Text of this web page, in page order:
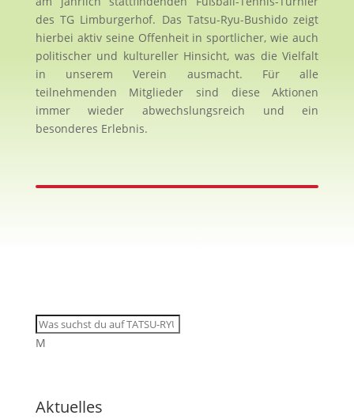
des TG Limburgerhof. Das Tatsu-Ryu-Bushido zeigt
hierbei aktiv seine Offenheit in sportlicher, wie auch
politischer und kultureller Hinsicht, was die Vielfalt
in unserem Verein ausmacht. Für alle
teilnehmenden Mitglieder sind diese Aktionen
immer wieder abwechslungsreich und ein
besonderes Erlebnis.
M
Aktuelles